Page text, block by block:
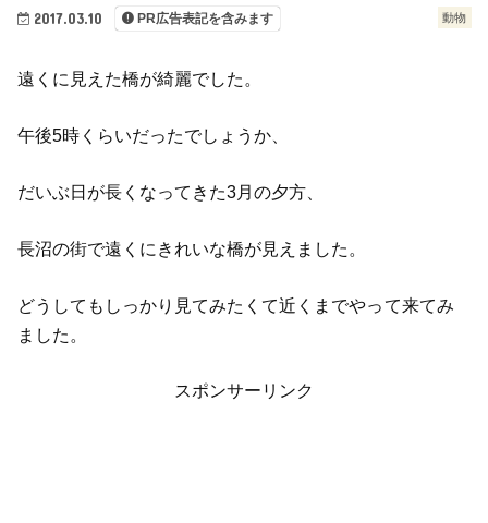
動物
2017.03.10 PR広告表記を含みます
遠くに見えた橋が綺麗でした。
午後5時くらいだったでしょうか、
だいぶ日が長くなってきた3月の夕方、
長沼の街で遠くにきれいな橋が見えました。
どうしてもしっかり見てみたくて近くまでやって来てみ
ました。
スポンサーリンク